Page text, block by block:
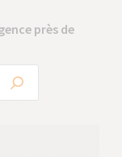
près de